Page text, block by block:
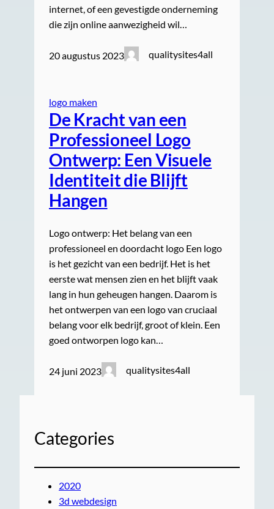
internet, of een gevestigde onderneming
die zijn online aanwezigheid wil…
20 augustus 2023 qualitysites4all
logo maken
De Kracht van een
Professioneel Logo
Ontwerp: Een Visuele
Identiteit die Blijft
Hangen
Logo ontwerp: Het belang van een
professioneel en doordacht logo Een logo
is het gezicht van een bedrijf. Het is het
eerste wat mensen zien en het blijft vaak
lang in hun geheugen hangen. Daarom is
het ontwerpen van een logo van cruciaal
belang voor elk bedrijf, groot of klein. Een
goed ontworpen logo kan…
24 juni 2023 qualitysites4all
Categories
2020
3d webdesign